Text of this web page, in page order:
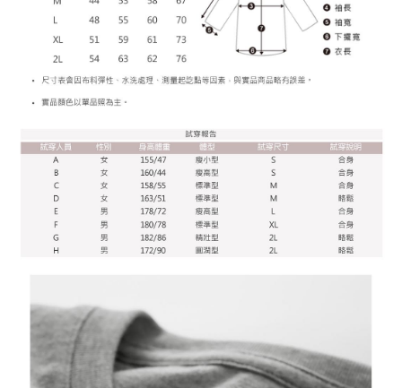
"Pembayaran Ansuran Gogo", kedai akan memberikan maklumat peribadi
anda (termasuk nama, telefon atau alamat) kepada Taiwan Mobile untuk
pengumpulan, pemprosesan dan penggunaan, untuk pengesahan,
semakan dan pembetulan data yang diperlukan untuk bil ansuran oleh
Taiwan Mobile.
pautan berikut: https://oppay.tw/userRule